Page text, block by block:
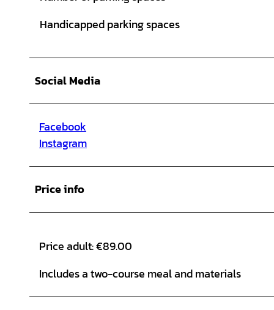
Handicapped parking spaces
Social Media
Facebook
Instagram
Price info
Price adult: €89.00
Includes a two-course meal and materials